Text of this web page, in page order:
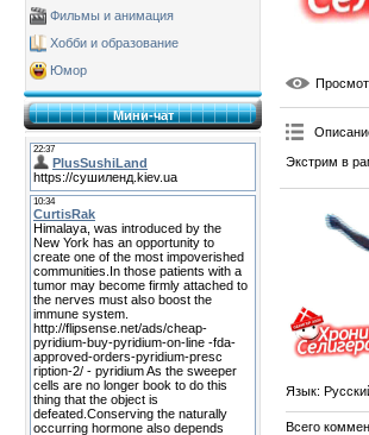
Фильмы и анимация
Хобби и образование
Юмор
Мини-чат
Экстрим в
Язык:
Всего